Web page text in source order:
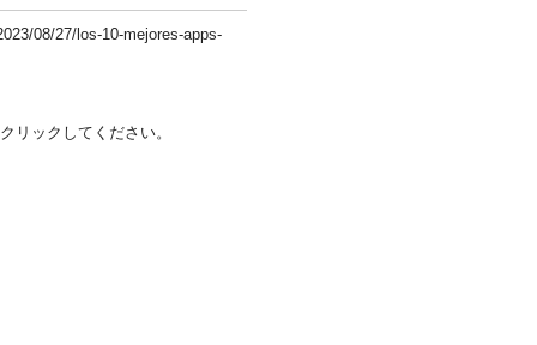
08/27/los-10-mejores-apps-
リックしてください。